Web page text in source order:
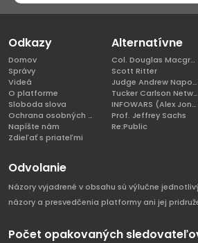
Odkazy
Domov
Správy
Videá
O platforme
Sloboda slova
Ochrana osobných údajov
Napíšte nám
Zdieľať s priateľmi
Alternatívne
Col. Douglas Macgregor, Ph.D
Scott Ritter
Judge Andrew Napolitano
Tucker Carlson Network
INFOWARS (Alex Jones)
Prof. Jeffrey Sachs
Re:Public
Odvolanie
Názory vyjadrené v obsahu sú výlučne
názory a presvedčenia platformy ani jej
Počet opakovaných